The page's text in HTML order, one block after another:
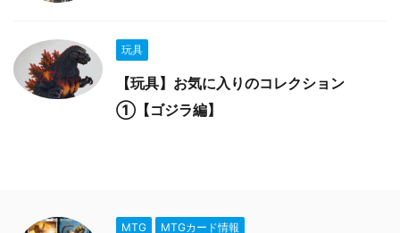
玩具
【玩具】お気に入りのコレクション
①【ゴジラ編】
MTG MTGカード情報